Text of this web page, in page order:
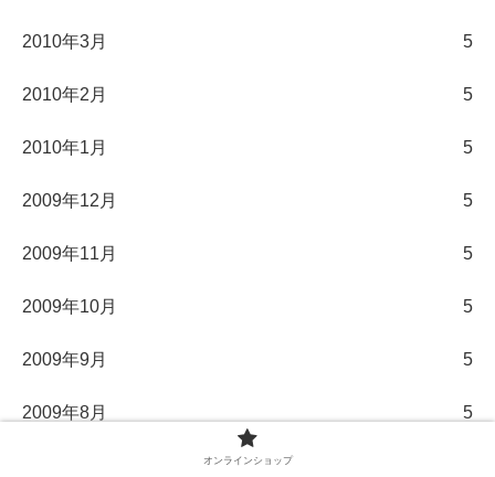
2010年3月 5
2010年2月 5
2010年1月 5
2009年12月 5
2009年11月 5
2009年10月 5
2009年9月 5
2009年8月 5
オンラインショップ